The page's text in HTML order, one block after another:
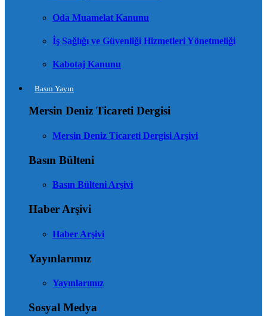
Oda Muamelat Kanunu
İş Sağlığı ve Güvenliği Hizmetleri Yönetmeliği
Kabotaj Kanunu
Basın Yayın
Mersin Deniz Ticareti Dergisi
Mersin Deniz Ticareti Dergisi Arşivi
Basın Bülteni
Basın Bülteni Arşivi
Haber Arşivi
Haber Arşivi
Yayınlarımız
Yayınlarımız
Sosyal Medya